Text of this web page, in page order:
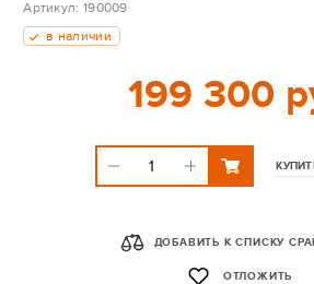
Артикул: 190009
в наличии
199 300
ДОБАВИТЬ К СПИСКУ
ОТЛОЖИТЬ